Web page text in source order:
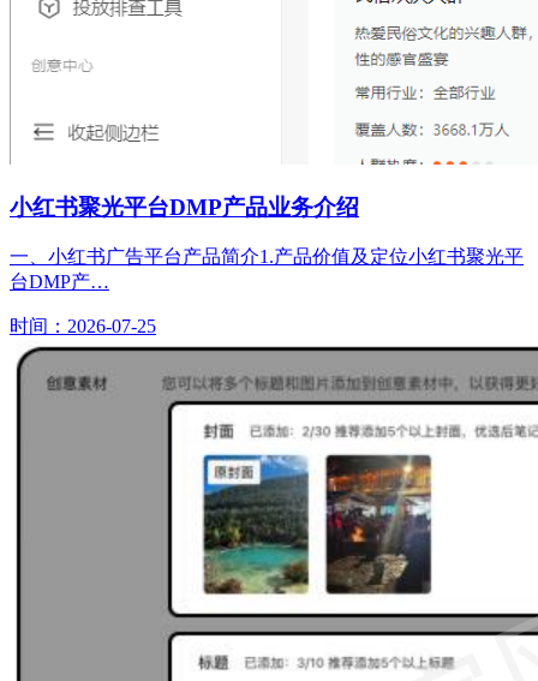
小红书聚光平台DMP产品业务介绍
一、小红书广告平台产品简介1.产品价值及定位小红书聚光平
台DMP产…
时间：2026-07-25